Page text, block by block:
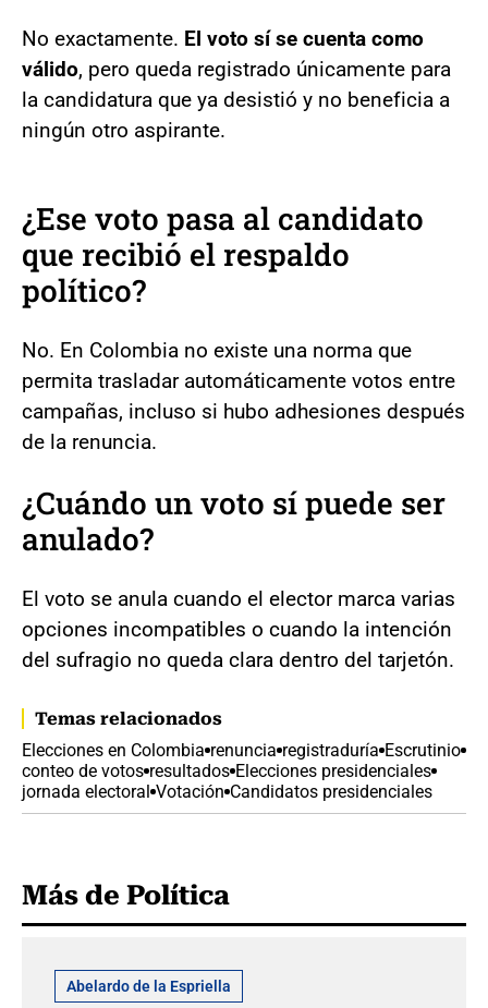
No exactamente. El voto sí se cuenta como
válido, pero queda registrado únicamente para
la candidatura que ya desistió y no beneficia a
ningún otro aspirante.
¿Ese voto pasa al candidato
que recibió el respaldo
político?
No. En Colombia no existe una norma que
permita trasladar automáticamente votos entre
campañas, incluso si hubo adhesiones después
de la renuncia.
¿Cuándo un voto sí puede ser
anulado?
El voto se anula cuando el elector marca varias
opciones incompatibles o cuando la intención
del sufragio no queda clara dentro del tarjetón.
Temas relacionados
Elecciones en Colombia renuncia registraduría Escrutinio
conteo de votos resultados Elecciones presidenciales
jornada electoral Votación Candidatos presidenciales
Más de Política
Abelardo de la Espriella